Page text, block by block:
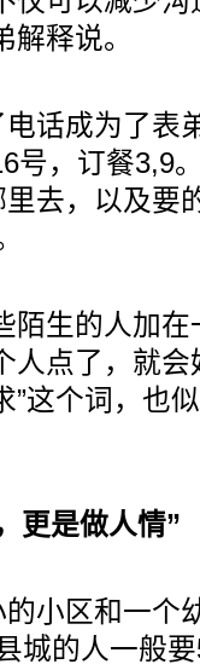
释说。
话成为了表
号，订餐3,9
里去，以及
陌生的人加在
人点了，就会
”这个词，也
更是做人情”
小区和一个
城的人一般